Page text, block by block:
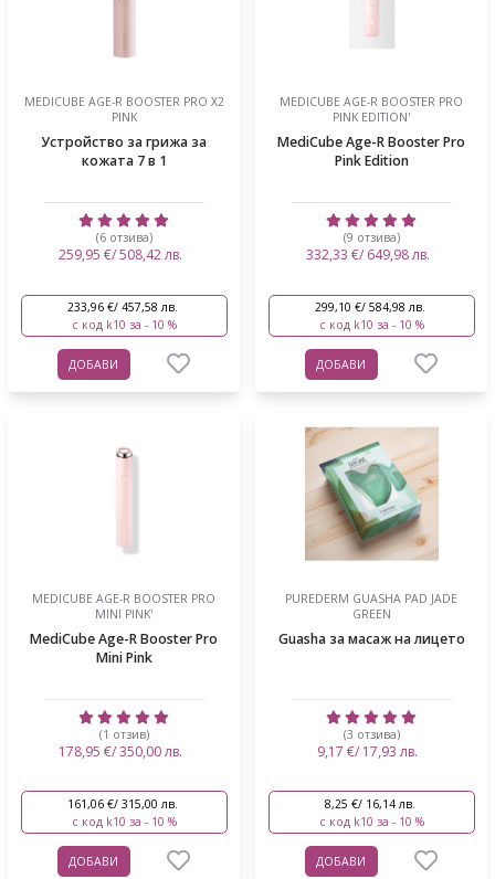
MEDICUBE AGE-R BOOSTER PRO X2
PINK
Устройство за грижа за
кожата 7 в 1
(6 отзива)
259,95 €/ 508,42 лв.
233,96 €/ 457,58 лв.
с код k10 за - 10 %
ДОБАВИ
MEDICUBE AGE-R BOOSTER PRO
PINK EDITION'
MediCube Age-R Booster Pro
Pink Edition
(9 отзива)
332,33 €/ 649,98 лв.
299,10 €/ 584,98 лв.
с код k10 за - 10 %
ДОБАВИ
MEDICUBE AGE-R BOOSTER PRO
MINI PINK'
MediCube Age-R Booster Pro
Mini Pink
(1 отзив)
178,95 €/ 350,00 лв.
161,06 €/ 315,00 лв.
с код k10 за - 10 %
ДОБАВИ
PUREDERM GUASHA PAD JADE
GREEN
Guasha за масаж на лицето
(3 отзива)
9,17 €/ 17,93 лв.
8,25 €/ 16,14 лв.
с код k10 за - 10 %
ДОБАВИ